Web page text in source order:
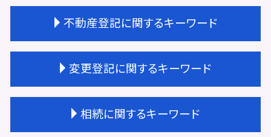
会社設立 流れ
会社設立 期間
天王寺区 会社設立
会社設立 資本金
会社設立 必要書類
会社設立 登記簿謄本
不動産登記に関するキーワード
不動産登記 売買契約書
不動産登記費用 司法書士
不動産登記 権利証
不動産登記 司法書士
変更登記に関するキーワード
法人登記 住所変更
変更登記 天王寺区
相続に関するキーワード